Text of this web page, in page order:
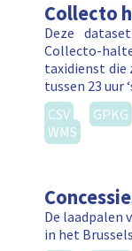
Collecto
Deze
Collecto-
taxidienst die
tussen 23 uur
CSV
GPKG
WMS
De laadpalen
in het